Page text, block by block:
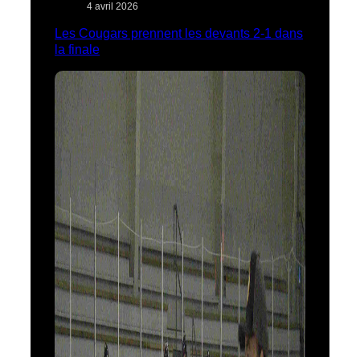
4 avril 2026
Les Cougars prennent les devants 2-1 dans
la finale